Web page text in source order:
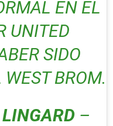
EN EL
UNITED
SIDO
BROM.
–